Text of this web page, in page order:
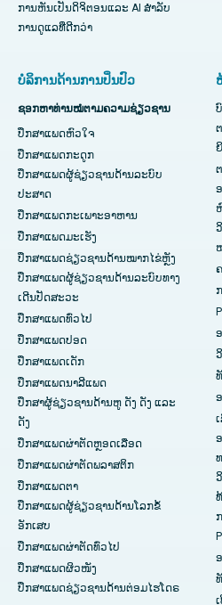
ການຫັນເປັນດິຈິຕອນແລະ AI ສໍາລັບ
ການດູແລທີ່ດີກວ່າ
ບໍລິການດ້ານການປິ່ນປົວ
ຊອກຫາທ່ານໝໍຕາມຄວາມຊ່ຽວຊານ
ປຶກສາແພດຫົວໃຈ
ປຶກສາແພດກະດູກ
ປຶກສາແພດຜູ້ຊ່ຽວຊານດ້ານລະບົບ
ປະສາດ
ປຶກສາແພດກະເພາະອາຫານ
ປຶກສາແພດມະເຮັງ
ປຶກສາແພດຊ່ຽວຊານດ້ານໝາກໄຂ່ຫຼັງ
ປຶກສາແພດຜູ້ຊ່ຽວຊານດ້ານລະບົບທາງ
ເດີນປັດສະວະ
ປຶກສາແພດທົ່ວໄປ
ປຶກສາແພດປອດ
ປຶກສາແພດເດັກ
ປຶກສາແພດນາລີແພດ
ປຶກສາຜູ້ຊ່ຽວຊານດ້ານຫູ ດັງ ດັງ ແລະ
ດັງ
ປຶກສາແພດຜ່າຕັດຫຼອດເລືອດ
ປຶກສາແພດຜ່າຕັດພລາສຕິກ
ປຶກສາແພດຕາ
ປຶກສາແພດຜູ້ຊ່ຽວຊານດ້ານໂລກຂໍ້
ອັກເສບ
ປຶກສາແພດຜ່າຕັດທົ່ວໄປ
ປຶກສາແພດຜິວໜັງ
ປຶກສາແພດຊ່ຽວຊານດ້ານຕ່ອມໄຮໂດຣ